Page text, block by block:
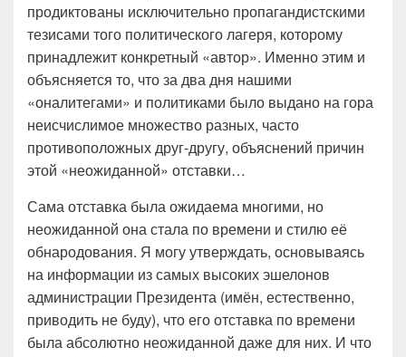
продиктованы исключительно пропагандистскими
тезисами того политического лагеря, которому
принадлежит конкретный «автор». Именно этим и
объясняется то, что за два дня нашими
«оналитегами» и политиками было выдано на гора
неисчислимое множество разных, часто
противоположных друг-другу, объяснений причин
этой «неожиданной» отставки…
Сама отставка была ожидаема многими, но
неожиданной она стала по времени и стилю её
обнародования. Я могу утверждать, основываясь
на информации из самых высоких эшелонов
администрации Президента (имён, естественно,
приводить не буду), что его отставка по времени
была абсолютно неожиданной даже для них. И что